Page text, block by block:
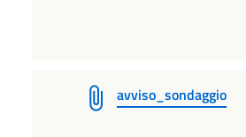
avviso_sondaggio